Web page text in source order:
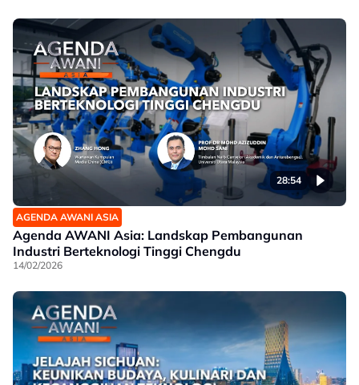
28:54
AGENDA AWANI ASIA
Agenda AWANI Asia: Landskap Pembangunan
Industri Berteknologi Tinggi Chengdu
14/02/2026